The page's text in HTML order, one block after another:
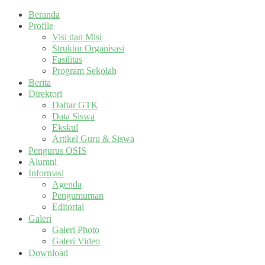
Beranda
Profile
Visi dan Misi
Struktur Organisasi
Fasilitas
Program Sekolah
Berita
Direktori
Daftar GTK
Data Siswa
Ekskul
Artikel Guru & Siswa
Pengurus OSIS
Alumni
Informasi
Agenda
Pengumuman
Editorial
Galeri
Galeri Photo
Galeri Video
Download